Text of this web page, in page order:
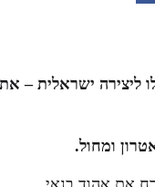
ליצירה ישראלית –
ומחול.